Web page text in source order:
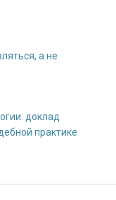
а не
доклад
практике